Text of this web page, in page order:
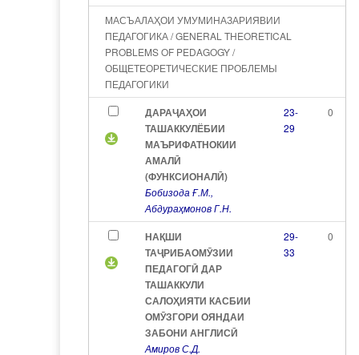
МАСЪАЛАҲОИ УМУМИНАЗАРИЯВИИ
ПЕДАГОГИКА / GENERAL THEORETICAL
PROBLEMS OF PEDAGOGY /
ОБЩЕТЕОРЕТИЧЕСКИЕ ПРОБЛЕМЫ
ПЕДАГОГИКИ
ДАРАҶАҲОИ
ТАШАККУЛЁБИИ
МАЪРИФАТНОКИИ
АМАЛӢ
(ФУНКСИОНАЛӢ)
Бобизода Ғ.М.,
Абдураҳмонов Г.Н.
23-
29
0
НАҚШИ
ТАҶРИБАОМӮЗИИ
ПЕДАГОГӢ ДАР
ТАШАККУЛИ
САЛОҲИЯТИ КАСБИИ
ОМӮЗГОРИ ОЯНДАИ
ЗАБОНИ АНГЛИСӢ
Амиров С.Д.
29-
33
0